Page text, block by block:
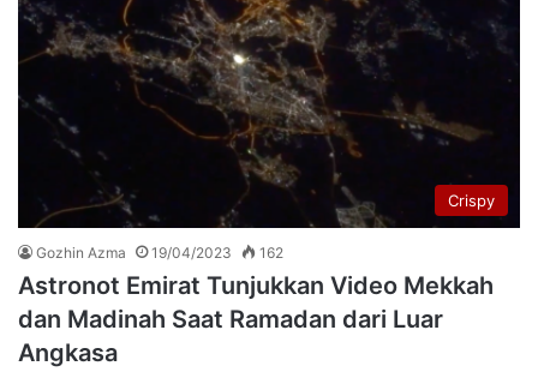
Crispy
Gozhin Azma 19/04/2023 162
Astronot Emirat Tunjukkan Video Mekkah
dan Madinah Saat Ramadan dari Luar
Angkasa